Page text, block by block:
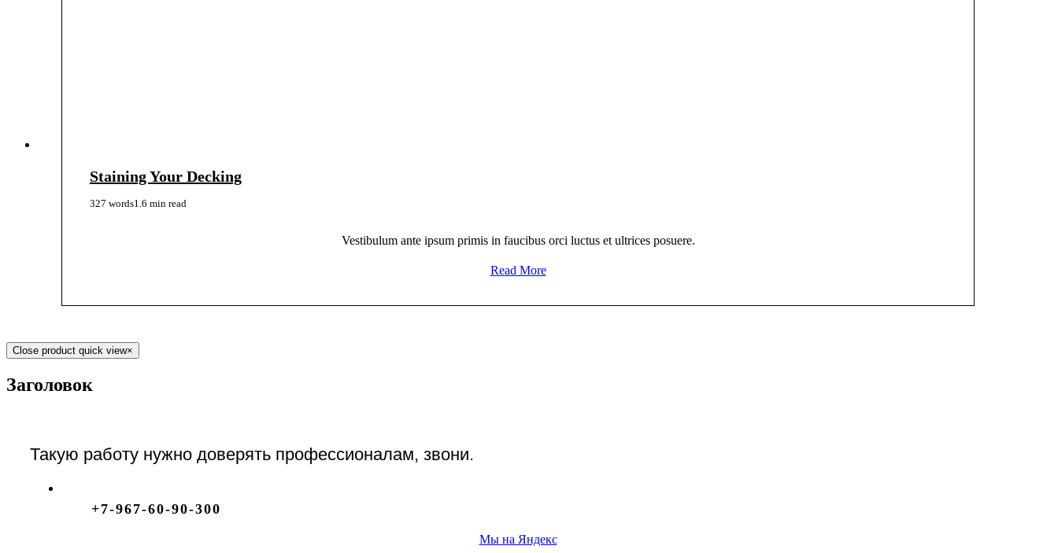
Staining Your Decking
327 words1.6 min read
Vestibulum ante ipsum primis in faucibus orci luctus et ultrices posuere.
Read More
Close product quick view×
Заголовок
Такую работу нужно доверять профессионалам, звони.
+7-967-60-90-300
Мы на Яндекс